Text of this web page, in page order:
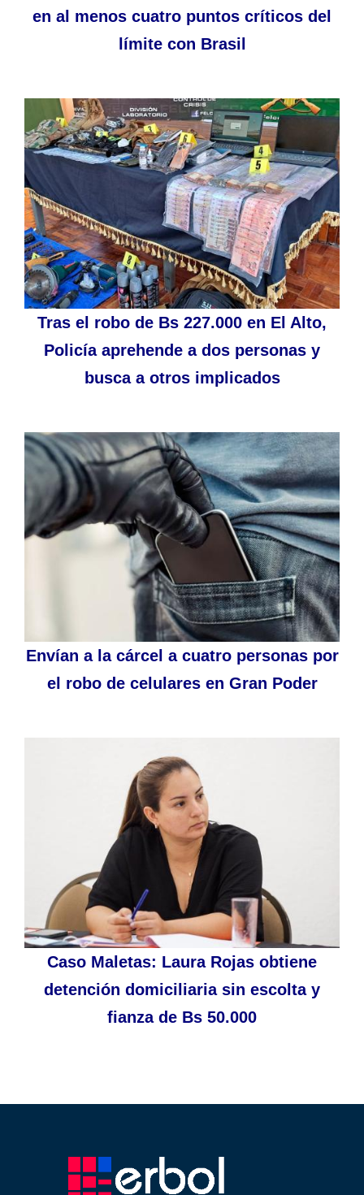
en al menos cuatro puntos críticos del
límite con Brasil
Tras el robo de Bs 227.000 en El Alto,
Policía aprehende a dos personas y
busca a otros implicados
Envían a la cárcel a cuatro personas por
el robo de celulares en Gran Poder
Caso Maletas: Laura Rojas obtiene
detención domiciliaria sin escolta y
fianza de Bs 50.000